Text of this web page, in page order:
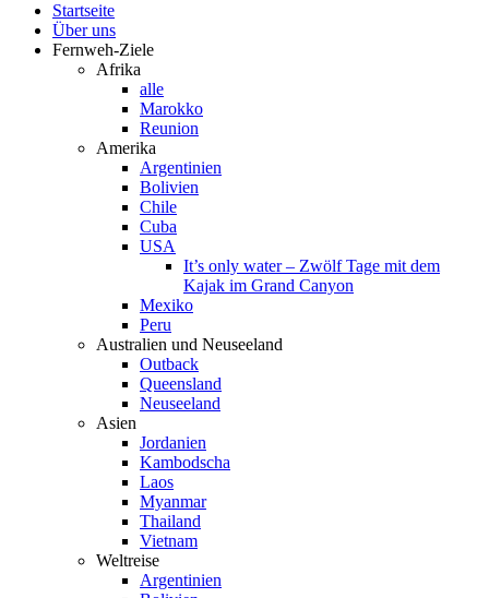
Startseite
Über uns
Fernweh-Ziele
Afrika
alle
Marokko
Reunion
Amerika
Argentinien
Bolivien
Chile
Cuba
USA
It’s only water – Zwölf Tage mit dem
Kajak im Grand Canyon
Mexiko
Peru
Australien und Neuseeland
Outback
Queensland
Neuseeland
Asien
Jordanien
Kambodscha
Laos
Myanmar
Thailand
Vietnam
Weltreise
Argentinien